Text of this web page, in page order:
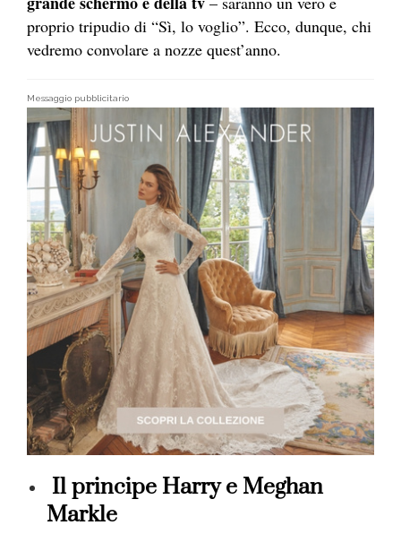
proprio tripudio di “Sì, lo voglio”. Ecco, dunque, chi
vedremo convolare a nozze quest’anno.
Messaggio pubblicitario
Il principe Harry e Meghan
Markle